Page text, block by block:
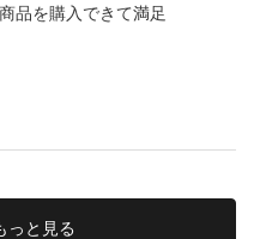
品を購入できて満足
っと見る